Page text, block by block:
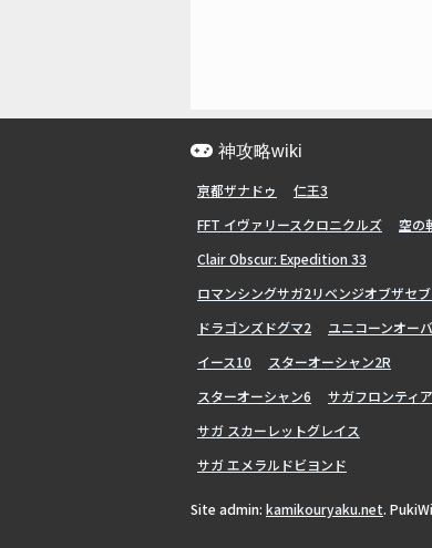
神攻略wiki
亰都ザナドゥ
仁王3
FFT イヴァリースクロニクルズ
空の
Clair Obscur: Expedition 33
ロマンシングサガ2リベンジオブザセ
ドラゴンズドグマ2
ユニコーンオー
イース10
スターオーシャン2R
スターオーシャン6
サガフロンティア
サガ スカーレットグレイス
サガ エメラルドビヨンド
Site admin: kamikouryaku.net.